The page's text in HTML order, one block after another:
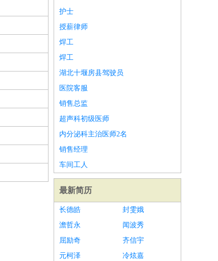
护士
授薪律师
焊工
焊工
湖北十堰房县驾驶员
医院客服
销售总监
超声科初级医师
内分泌科主治医师2名
销售经理
车间工人
最新简历
长德皓
封雯娥
澹哲永
闻波秀
屈励奇
齐信宇
元柯泽
冷炫嘉